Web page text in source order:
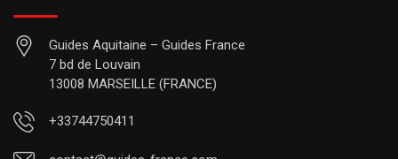
Guides Aquitaine – Guides France
7 bd de Louvain
13008 MARSEILLE (FRANCE)
+33744750411